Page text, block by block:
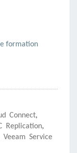
formation
Connect,
Replication,
Veeam Service